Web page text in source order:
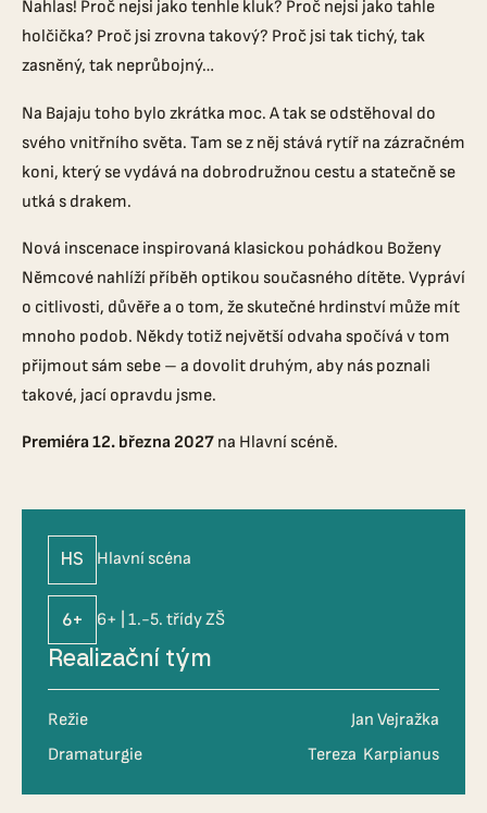
Nahlas! Proč nejsi jako tenhle kluk? Proč nejsi jako tahle
holčička? Proč jsi zrovna takový? Proč jsi tak tichý, tak
zasněný, tak neprůbojný…
Na Bajaju toho bylo zkrátka moc. A tak se odstěhoval do
svého vnitřního světa. Tam se z něj stává rytíř na zázračném
koni, který se vydává na dobrodružnou cestu a statečně se
utká s drakem.
Nová inscenace inspirovaná klasickou pohádkou Boženy
Němcové nahlíží příběh optikou současného dítěte. Vypráví
o citlivosti, důvěře a o tom, že skutečné hrdinství může mít
mnoho podob. Někdy totiž největší odvaha spočívá v tom
přijmout sám sebe – a dovolit druhým, aby nás poznali
takové, jací opravdu jsme.
Premiéra 12. března 2027 na Hlavní scéně.
HS Hlavní scéna
6+ 6+ | 1.-5. třídy ZŠ
Realizační tým
Režie
Jan Vejražka
Dramaturgie
Tereza Karpianus